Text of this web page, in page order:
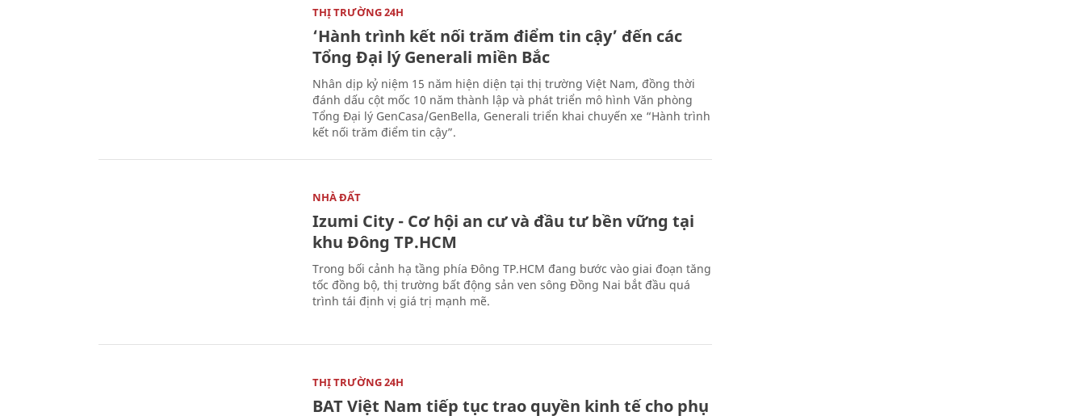
THỊ TRƯỜNG 24H
‘Hành trình kết nối trăm điểm tin cậy’ đến các
Tổng Đại lý Generali miền Bắc
Nhân dịp kỷ niệm 15 năm hiện diện tại thị trường Việt Nam, đồng thời
đánh dấu cột mốc 10 năm thành lập và phát triển mô hình Văn phòng
Tổng Đại lý GenCasa/GenBella, Generali triển khai chuyến xe “Hành trình
kết nối trăm điểm tin cậy”.
NHÀ ĐẤT
Izumi City - Cơ hội an cư và đầu tư bền vững tại
khu Đông TP.HCM
Trong bối cảnh hạ tầng phía Đông TP.HCM đang bước vào giai đoạn tăng
tốc đồng bộ, thị trường bất động sản ven sông Đồng Nai bắt đầu quá
trình tái định vị giá trị mạnh mẽ.
THỊ TRƯỜNG 24H
BAT Việt Nam tiếp tục trao quyền kinh tế cho phụ